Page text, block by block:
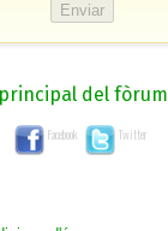
del fòrum
Facebook Twitter